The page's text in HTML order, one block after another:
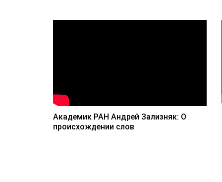
Академик РАН Андрей Зализняк: О
происхождении слов